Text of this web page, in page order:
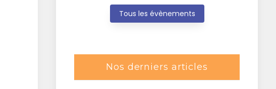
Tous les évènements
Nos derniers articles